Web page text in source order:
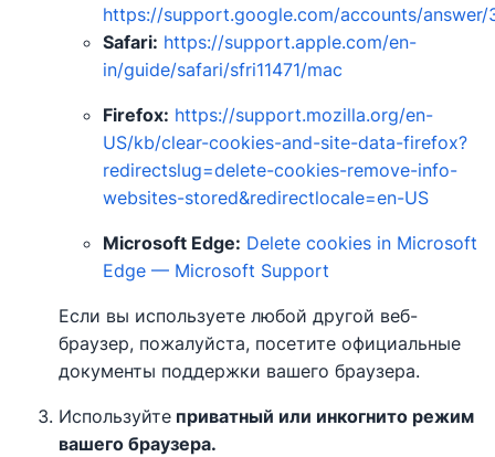
https://support.google.com/accounts/answer/
Safari: https://support.apple.com/en-
in/guide/safari/sfri11471/mac
Firefox: https://support.mozilla.org/en-
US/kb/clear-cookies-and-site-data-firefox?
redirectslug=delete-cookies-remove-info-
websites-stored&redirectlocale=en-US
Microsoft Edge: Delete cookies in Microsoft
Edge — Microsoft Support
Если вы используете любой другой веб-
браузер, пожалуйста, посетите официальные
документы поддержки вашего браузера.
Используйте приватный или инкогнито режим
вашего браузера.